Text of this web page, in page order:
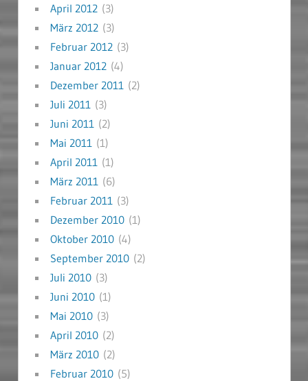
April 2012(3)
März 2012(3)
Februar 2012(3)
Januar 2012(4)
Dezember 2011 (2)
Juli 2011 (3)
Juni 2011 (2)
Mai 2011 (1)
April 2011 (1)
März 2011 (6)
Februar 2011 (3)
Dezember 2010(1)
Oktober 2010(4)
September 2010(2)
Juli 2010(3)
Juni 2010(1)
Mai 2010(3)
April 2010(2)
März 2010(2)
Februar 2010(5)